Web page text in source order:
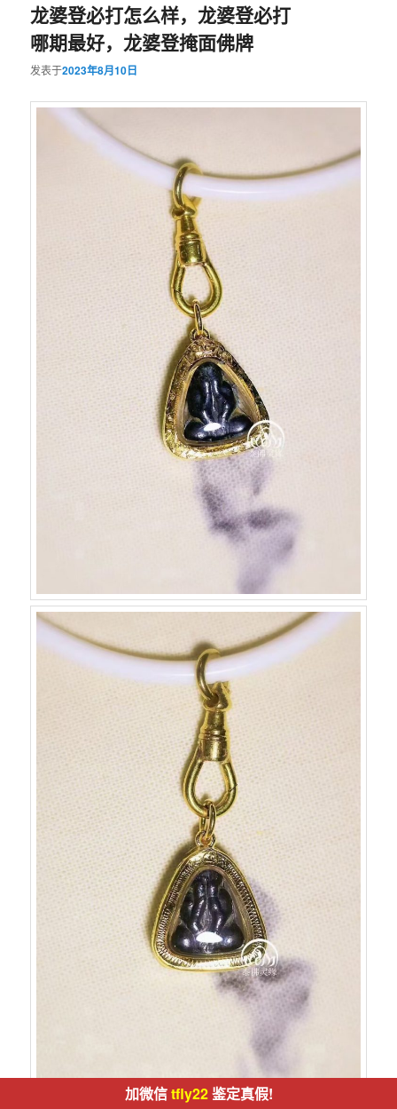
龙婆登必打怎么样，龙婆登必打
哪期最好，龙婆登掩面佛牌
发表于2023年8月10日
加微信tfly22鉴定真假!